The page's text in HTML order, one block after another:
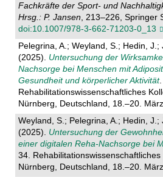
Fachkräfte der Sport- und
Hrsg.: P. Jansen, 213–226, Springer
doi:10.1007/978-3-662-71203-0_13
Pelegrina, A.; Weyland, S.; Hedin,
(2025). Untersuchung der
Nachsorge bei Menschen mit
Gesundheit und körperlicher Aktivität.
Rehabilitationswissenschaftliches
Nürnberg, Deutschland, 18.–20.
Weyland, S.; Pelegrina, A.; Hedin, J.;
(2025). Untersuchung der
einer digitalen Reha-Nachsorge bei
34.
Nürnberg, Deutschland, 18.–20.